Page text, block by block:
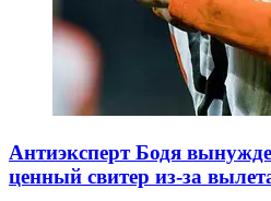
Антиэксперт Бодя
ценный свитер из-за